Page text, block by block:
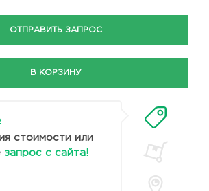
ОТПРАВИТЬ ЗАПРОС
В КОРЗИНУ
стоимости или
запрос с сайта!